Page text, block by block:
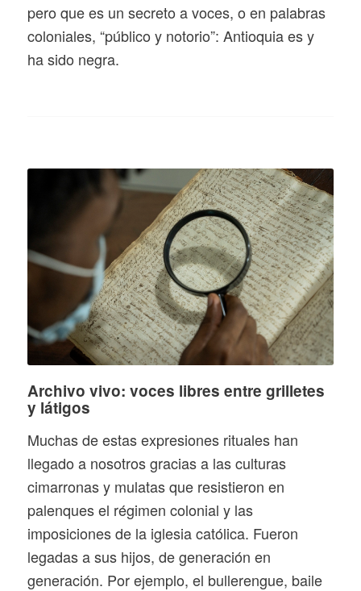
pero que es un secreto a voces, o en palabras
coloniales, “público y notorio”: Antioquia es y
ha sido negra.
Archivo vivo: voces libres entre grilletes
y látigos
Muchas de estas expresiones rituales han
llegado a nosotros gracias a las culturas
cimarronas y mulatas que resistieron en
palenques el régimen colonial y las
imposiciones de la iglesia católica. Fueron
legadas a sus hijos, de generación en
generación. Por ejemplo, el bullerengue, baile